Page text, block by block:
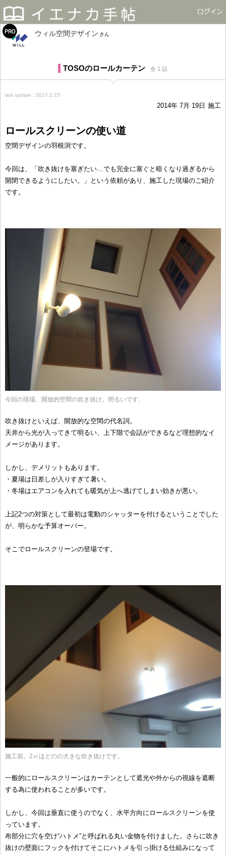
ウィル空間デザイン さん
TOSOのロールカーテン 全 1 話
last update : 2017.2.23
2014年 7月 19日 施工
ロールスクリーンの使い道
空間デザインの羽根渕です。
今回は、「吹き抜けを塞ぎたい…でも完全に塞ぐと暗くなり過ぎるから
開閉できるようにしたい。」という依頼があり、施工した現場のご紹介
です。
今回の現場。開放的空間の吹き抜け。明るいです。
吹き抜けといえば、開放的な空間の代名詞。
天井から光が入ってきて明るい、上下階で会話ができるなど理想的なイ
メージがあります。
しかし、デメリットもあります。
・夏場は日差しが入りすぎて暑い。
・冬場はエアコンを入れても暖気が上へ逃げてしまい効きが悪い。
上記2つの対策として最初は電動のシャッターを付けるということでした
が、明らかな予算オーバー。
そこでロールスクリーンの登場です。
施工前。2㎡ほどのの大きな吹き抜けです。
一般的にロールスクリーンはカーテンとして遮光や外からの視線を遮断
する為に使われることが多いです。
しかし、今回は垂直に使うのでなく、水平方向にロールスクリーンを使
っています。
布部分に穴を空け“ハトメ”と呼ばれる丸い金物を付けました。さらに吹き
抜けの壁面にフックを付けてそこにハトメを引っ掛ける仕組みになって